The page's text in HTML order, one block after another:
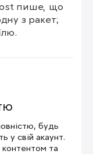
пише, що
з ракет;
будь
у свій акаунт.
та